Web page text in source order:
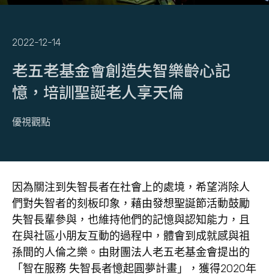
2022-12-14
老五老基金會創造失智樂齡心記
憶，培訓聖誕老人享天倫
優視觀點
因為關注到失智長者在社會上的處境，希望消除人
們對失智者的刻板印象，藉由發想聖誕節活動鼓勵
失智長輩參與，也維持他們的記憶與認知能力，且
在與社區小朋友互動的過程中，體會到成就感與祖
孫間的人倫之樂。由財團法人老五老基金會提出的
「智在服務 失智長者憶起圓夢計畫」，獲得2020年